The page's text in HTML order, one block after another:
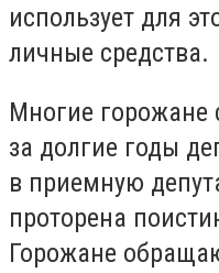
использует для
личные средства.
Многие горожане
за долгие годы
в приемную
проторена
Горожане